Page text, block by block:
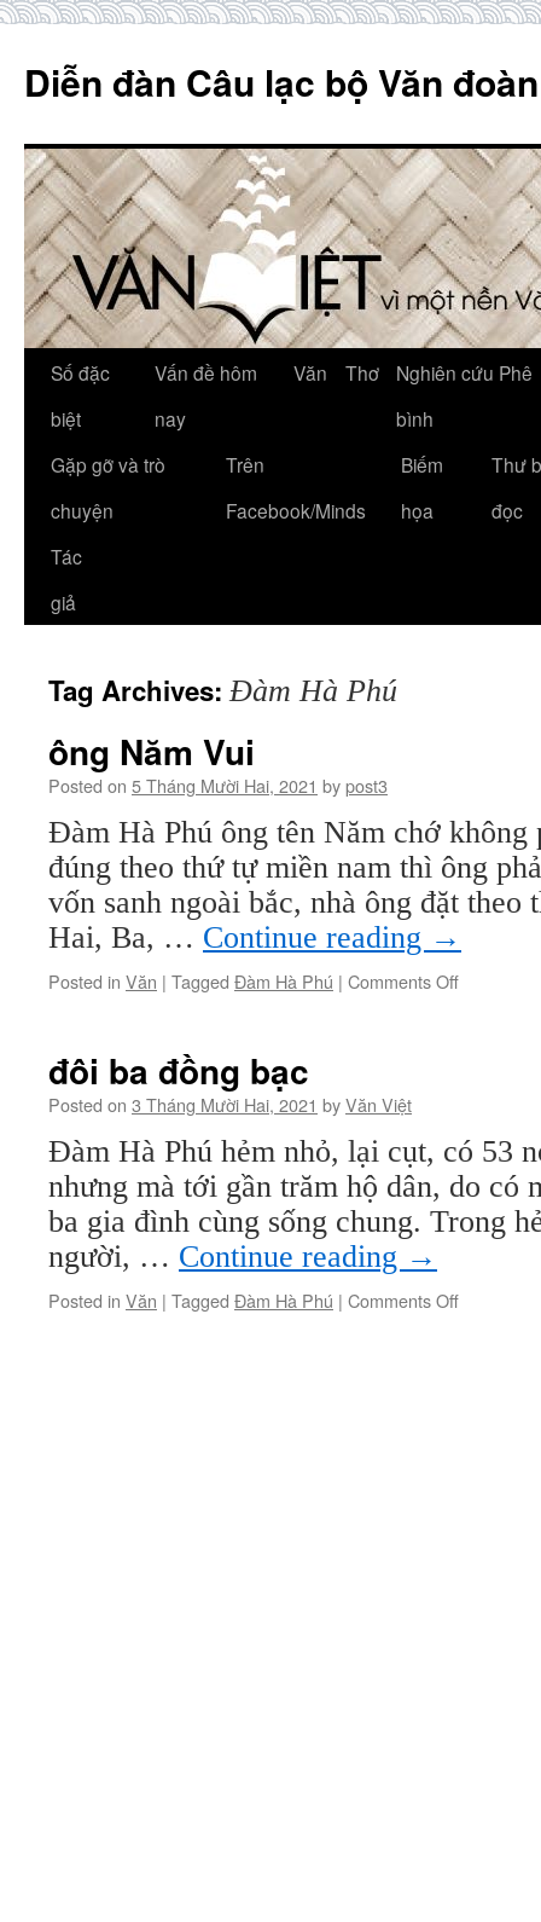
content
Diễn đàn Câu lạc bộ Văn
Số đặc
biệt
Vấn đề hôm
nay
Văn Thơ
Nghiên cứu Phê
bình
Gặp gỡ và trò
chuyện
Trên
Facebook/Minds
Biếm
họa
Thư
đọc
Tác
giả
Tag Archives:Đàm Hà Phú
ông Năm Vui
Posted on 5 Tháng Mười Hai, 2021 bypost3
Đàm Hà Phú ông tên Năm chớ không
đúng theo thứ tự miền nam thì ông
vốn sanh ngoài bắc, nhà ông đặt theo
Hai, Ba, … Continue reading →
Posted in Văn | Tagged Đàm Hà Phú | Comments Offon
đôi ba đồng bạc
Posted on 3 Tháng Mười Hai, 2021 byVăn Việt
Đàm Hà Phú hẻm nhỏ, lại cụt, có 53
nhưng mà tới gần trăm hộ dân, do có
ba gia đình cùng sống chung. Trong
người, … Continue reading →
Posted in Văn | Tagged Đàm Hà Phú | Comments Offon